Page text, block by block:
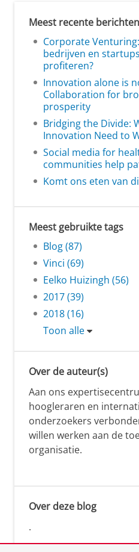
Meest recente berichten
Corporate
bedrijven en
profiteren?
Innovation alone is
Collaboration for
prosperity
Bridging the Divide:
Innovation Need to
Social media for
communities help
Komt ons eten van
Meest gebruikte tags
Blog (87)
Vinci (69)
Eelko Huizingh (56)
2017 (39)
2018 (16)
Toon alle
Over de auteur(s)
Aan ons
hoogleraren en
onderzoekers
willen werken aan de
organisatie.
Over deze blog
.